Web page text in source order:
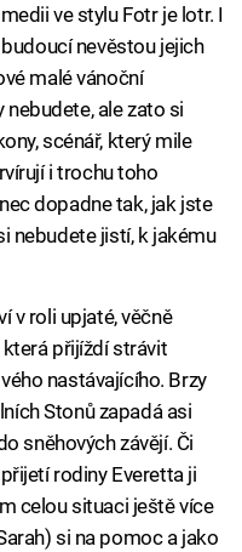
ve stylu Fotr je lotr. I
nevěstou jejich
malé vánoční
ale zato si
scénář, který mile
i trochu toho
dopadne tak, jak jste
nebudete jistí, k jakému
v roli upjaté, věčně
přijíždí strávit
nastávajícího. Brzy
Stonů zapadá asi
sněhových závějí. Či
rodiny Everetta ji
celou situaci ještě více
si na pomoc a jako